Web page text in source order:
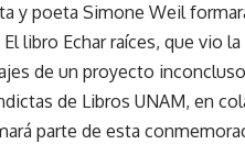
y poeta Simone Weil
libro Echar raíces, que vio
de un proyecto
de Libros UNAM, en
parte de esta